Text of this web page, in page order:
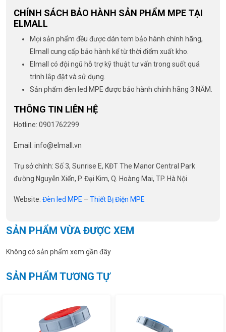
CHÍNH SÁCH BẢO HÀNH SẢN PHẨM MPE TẠI
ELMALL
Mọi sản phẩm đều được dán tem bảo hành chính hãng,
Elmall cung cấp bảo hành kể từ thời điểm xuất kho.
Elmall có đội ngũ hỗ trợ kỹ thuật tư vấn trong suốt quá
trình lắp đặt và sử dụng.
Sản phẩm đèn led MPE được bảo hành chính hãng 3 NĂM.
THÔNG TIN LIÊN HỆ
Hotline: 0901762299
Email: info@elmall.vn
Trụ sở chính: Số 3, Sunrise E, KĐT The Manor Central Park
đường Nguyễn Xiển, P. Đại Kim, Q. Hoàng Mai, TP. Hà Nội
Website: Đèn led MPE – Thiết Bị Điện MPE
SẢN PHẨM VỪA ĐƯỢC XEM
Không có sản phẩm xem gần đây
SẢN PHẨM TƯƠNG TỰ